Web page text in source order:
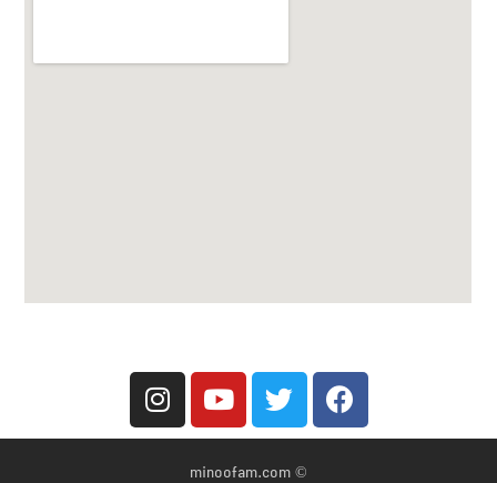
© minoofam.com